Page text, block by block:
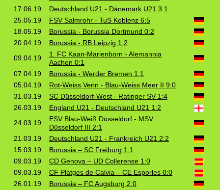
17.06.19
Deutschland U21 - Dänemark U21 3:1
25.05.19
FSV Salmrohr - TuS Koblenz 6:5
18.05.19
Borussia - Borussia Dortmund 0:2
20.04.19
Borussia - RB Leipzig 1:2
09.04.19
1. FC Kaan‑Marienborn - Alemannia
Aachen 0:1
07.04.19
Borussia - Werder Bremen 1:1
05.04.19
Rot‑Weiss Venn - Blau‑Weiss Meer II 9:0
31.03.19
SC Düsseldorf‑West - Ratinger SV 1:4
26.03.19
England U21 - Deutschland U21 1:2
24.03.19
ESV Blau‑Weiß Düsseldorf - MSV
Düsseldorf III 2:1
21.03.19
Deutschland U21 - Frankreich U21 2:2
15.03.19
Borussia – SC Freiburg 1:1
09.03.19
CD Genova – UD Collerense 1:0
09.03.19
CF Platges de Calvia – CE Esporles 0:0
26.01.19
Borussia – FC Augsburg 2:0